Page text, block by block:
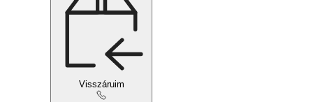
Visszáruim